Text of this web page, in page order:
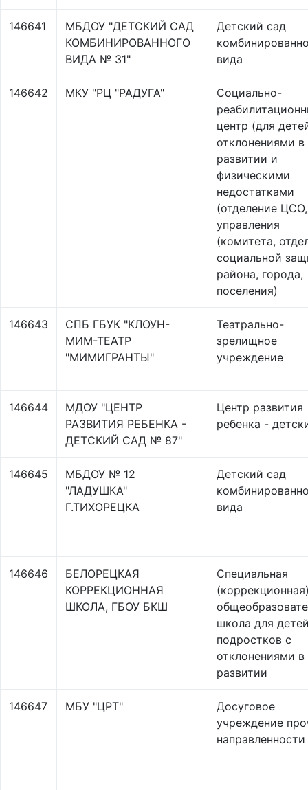
146641
МБДОУ "ДЕТСКИЙ САД
КОМБИНИРОВАННОГО
ВИДА № 31"
Детский сад
вида
146642 МКУ "РЦ "РАДУГА"
Социально-
центр (для
отклонениями в
развитии и
физическими
недостатками
(отделение ЦСО,
управления
(комитета,
социальной
района, города,
поселения)
146643
СПБ ГБУК "КЛОУН-
МИМ-ТЕАТР
"МИМИГРАНТЫ"
Театрально-
зрелищное
учреждение
146644
МДОУ "ЦЕНТР
РАЗВИТИЯ РЕБЕНКА -
ДЕТСКИЙ САД № 87"
Центр развития
ребенка -
146645
МБДОУ № 12
"ЛАДУШКА"
Г.ТИХОРЕЦКА
Детский сад
вида
146646
БЕЛОРЕЦКАЯ
КОРРЕКЦИОННАЯ
ШКОЛА, ГБОУ БКШ
Специальная
школа для
подростков с
отклонениями в
развитии
146647 МБУ "ЦРТ"
Досуговое
учреждение
направленности